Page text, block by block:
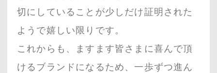
切にしていることが少しだけ証明された
ようで嬉しい限りです。
これからも、ますます皆さまに喜んで頂
けるブランドになるため、一歩ずつ進ん